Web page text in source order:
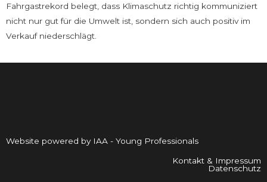
Fahrgastrekord belegt, dass Klimaschutz richtig kommuniziert
nicht nur gut für die Umwelt ist, sondern sich auch positiv im
Verkauf niederschlägt.
Website powered by IAA - Young Professionals
Kontakt & Impressum
Datenschutz